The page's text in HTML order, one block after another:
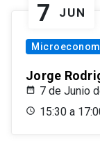
7 JUN
Jorge
7 de Junio
15:30 a